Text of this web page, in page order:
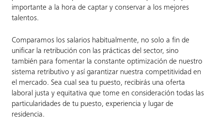
importante a la hora de captar y conservar a los mejores
talentos.
Comparamos los salarios habitualmente, no solo a fin de
unificar la retribución con las prácticas del sector, sino
también para fomentar la constante optimización de nuestro
sistema retributivo y así garantizar nuestra competitividad en
el mercado. Sea cual sea tu puesto, recibirás una oferta
laboral justa y equitativa que tome en consideración todas las
particularidades de tu puesto, experiencia y lugar de
residencia.